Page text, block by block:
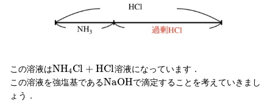
この溶液はNH4Cl + HCl溶液になっています．
この溶液を強塩基であるNaOHで滴定することを考えていきまし
ょう．